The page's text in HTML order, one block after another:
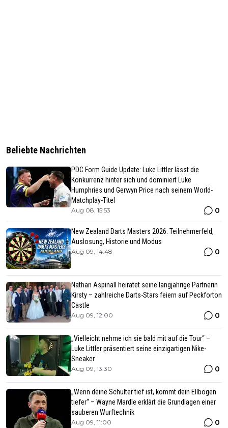
Beliebte Nachrichten
PDC Form Guide Update: Luke Littler lässt die
Konkurrenz hinter sich und dominiert Luke
Humphries und Gerwyn Price nach seinem World-
Matchplay-Titel
Aug 08, 15:53 0
New Zealand Darts Masters 2026: Teilnehmerfeld,
Auslosung, Historie und Modus
Aug 09, 14:48 0
Nathan Aspinall heiratet seine langjährige Partnerin
Kirsty – zahlreiche Darts-Stars feiern auf Peckforton
Castle
Aug 09, 12:00 0
„Vielleicht nehme ich sie bald mit auf die Tour“ –
Luke Littler präsentiert seine einzigartigen Nike-
Sneaker
Aug 09, 13:30 0
„Wenn deine Schulter tief ist, kommt dein Ellbogen
tiefer“ – Wayne Mardle erklärt die Grundlagen einer
sauberen Wurftechnik
Aug 09, 11:00 0